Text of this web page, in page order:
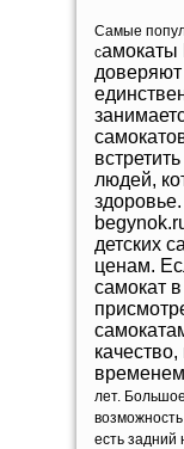
Самые
самокаты
людей,
детских
ценам.
самокат
лет.
есть задний